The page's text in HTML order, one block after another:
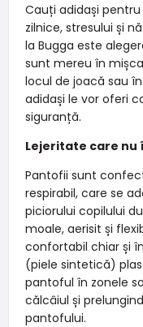
Cauți adidași
zilnice, stresului și
la Bugga este
sunt mereu în
locul de joacă sau
adidași le vor oferi
siguranță.
Lejeritate care nu
Pantofii sunt
respirabil, care se
piciorului copilului
moale, aerisit și
confortabil chiar și
(piele sintetică)
pantoful în zonele
călcâiul și
pantofului.